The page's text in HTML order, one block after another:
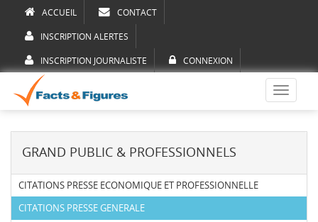
ACCUEIL CONTACT
INSCRIPTION ALERTES
INSCRIPTION JOURNALISTE CONNEXION
Toggle
GRAND PUBLIC & PROFESSIONNELS
CITATIONS PRESSE ECONOMIQUE ET PROFESSIONNELLE
CITATIONS PRESSE GENERALE